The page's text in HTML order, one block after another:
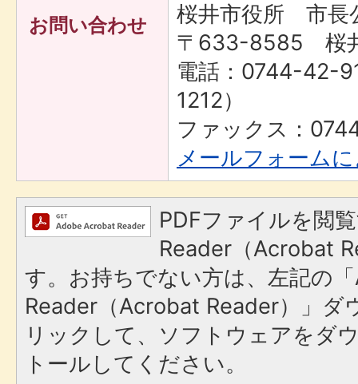
お問い合わせ
桜井市役所 市
〒633-8585 桜
電話：0744-42-
1212）
ファックス：
メールフォーム
PDFファイルを閲
Reader（Acrobat
す。お持ちでない方は、左記の
Reader（Acrobat Reader）」ダ
リックして、ソフトウェアをダ
トールしてください。